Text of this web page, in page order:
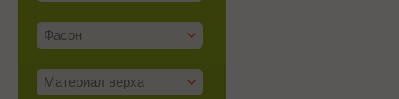
Фасон
Материал верха